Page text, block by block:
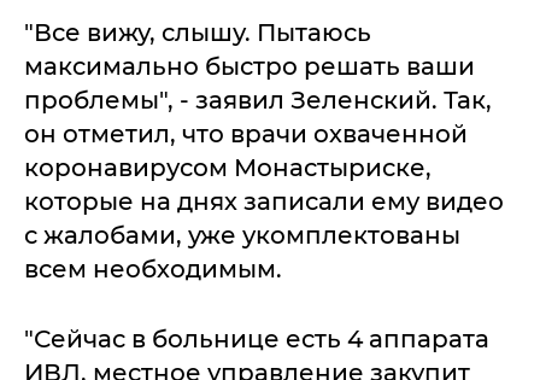
"Все вижу, слышу. Пытаюсь
максимально быстро решать ваши
проблемы", - заявил Зеленский. Так,
он отметил, что врачи охваченной
коронавирусом Монастыриске,
которые на днях записали ему видео
с жалобами, уже укомплектованы
всем необходимым.
"Сейчас в больнице есть 4 аппарата
ИВЛ, местное управление закупит